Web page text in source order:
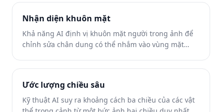
Nhận diện khuôn mặt
Khả năng AI định vị khuôn mặt người trong ảnh để
chỉnh sửa chân dung có thể nhắm vào vùng mặt
Ước lượng chiều sâu
Kỹ thuật AI suy ra khoảng cách ba chiều của các vật